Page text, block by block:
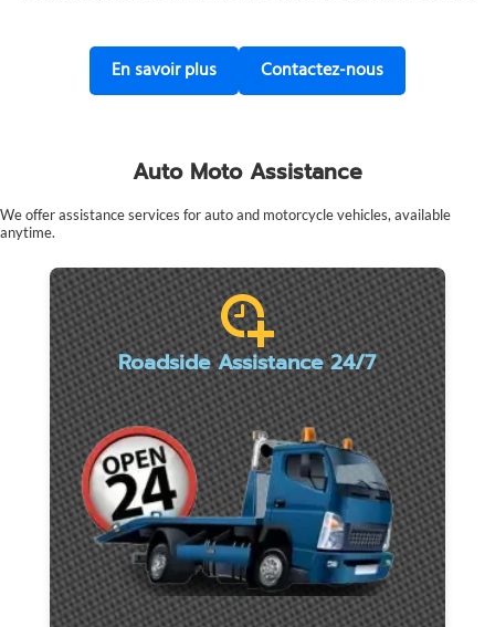
En savoir plussur le dépannage des pannes
Contactez-nousContactez
Auto Moto Assistance
We offer assistance services for auto and motorcycle vehicles, available
anytime.
Roadside Assistance 24/7